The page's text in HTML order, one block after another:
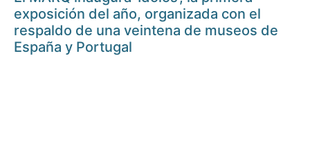
exposición del año, organizada con el
respaldo de una veintena de museos de
España y Portugal